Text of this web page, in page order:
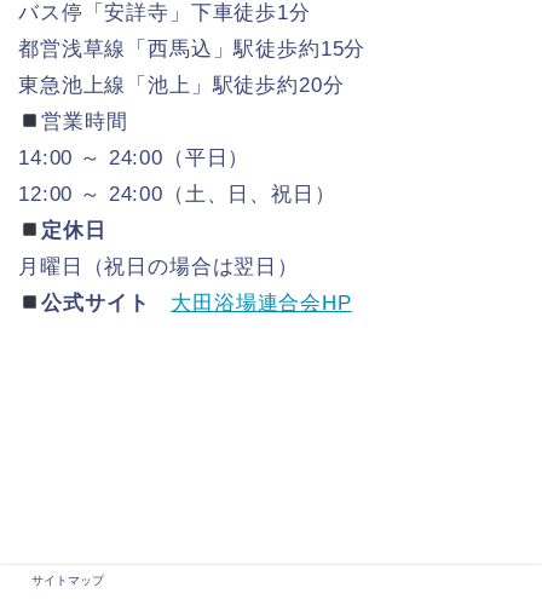
バス停「安詳寺」下車徒歩1分
都営浅草線「西馬込」駅徒歩約15分
東急池上線「池上」駅徒歩約20分
営業時間
14:00 ～ 24:00（平日）
12:00 ～ 24:00（土、日、祝日）
定休日
月曜日（祝日の場合は翌日）
公式サイト
大田浴場連合会HP
サイトマップ